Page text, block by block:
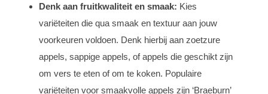
Denk aan fruitkwaliteit en smaak: Kies
variëteiten die qua smaak en textuur aan jouw
voorkeuren voldoen. Denk hierbij aan zoetzure
appels, sappige appels, of appels die geschikt zijn
om vers te eten of om te koken. Populaire
variëteiten voor smaakvolle appels zijn ‘Braeburn’